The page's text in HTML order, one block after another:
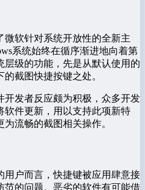
软针对系统开放性的全新主
系统始终在循序渐进地向着第
层级的功能，先是从默认使用的
截图快捷按键之处。
开发者反应颇为积极，众多开发
软件更新，用以支持此项新特
流畅的截图相关操作。
用户而言，快捷键被应用肆意接
范的问题。恶劣的软件有可能借